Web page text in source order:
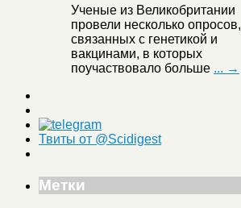
Ученые из Великобритании
провели несколько опросов,
связанных с генетикой и
вакцинами, в которых
поучаствовало больше ... →
Твиты от @Scidigest
Метки